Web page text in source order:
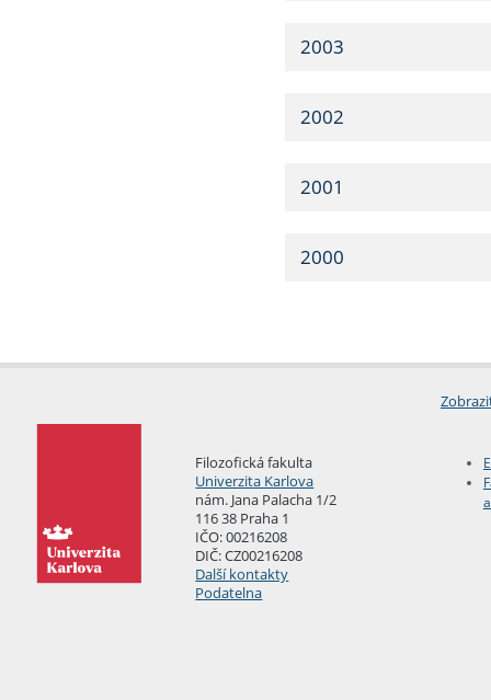
2003
2002
2001
2000
Filozofická fakulta
Univerzita Karlova
nám. Jana Palacha 1/2
116 38 Praha 1
IČO: 00216208
DIČ: CZ00216208
Další kontakty
Podatelna